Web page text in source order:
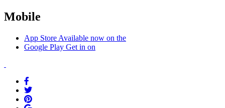
Mobile
App Store Available now on the
Google Play Get in on